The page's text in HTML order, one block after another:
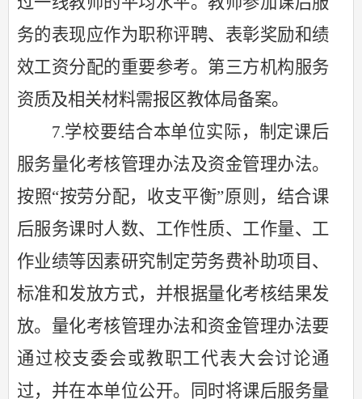
务的表现应作为职称评聘、表彰奖励和绩
效工资分配的重要参考。 第三方机构服务
资质及相关材料需报区教体局备案。
7.学校要结合本单位实际，制定课后
服务量化考核管理办法及资金管理办法。
按照“按劳分配，收支平衡”原则，结合课
后服务课时人数、工作性质、工作量、工
作业绩等因素研究制定劳务费补助项目、
标准和发放方式，并根据量化考核结果发
放。量化考核管理办法和资金管理办法要
通过校支委会或教职工代表大会讨论通
过，并在本单位公开。
同时将课后服务量